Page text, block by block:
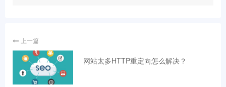
上一篇
网站太多HTTP重定向怎么解决？